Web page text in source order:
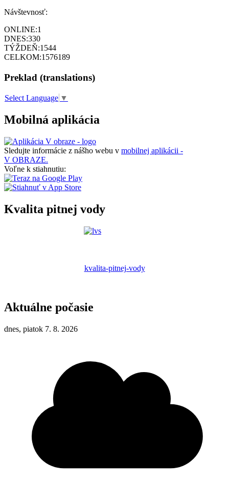
Návštevnosť:
ONLINE:1
DNES:330
TÝŽDEŇ:1544
CELKOM:1576189
Preklad (translations)
Select Language ▼
Mobilná aplikácia
Sledujte informácie z nášho webu v mobilnej aplikácii -
V OBRAZE.
Voľne k stiahnutiu:
Kvalita pitnej vody
kvalita-pitnej-vody
Aktuálne počasie
dnes, piatok 7. 8. 2026